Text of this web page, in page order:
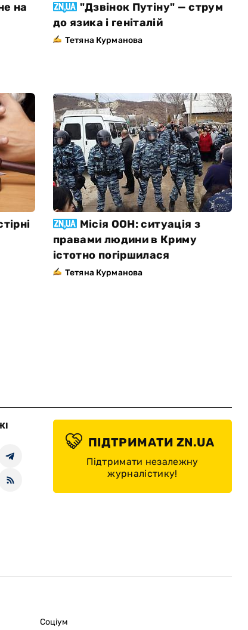
на
"Дзвінок Путіну" — струм
до язика і геніталій
Тетяна Курманова
Місія ООН: ситуація з
правами людини в Криму
істотно погіршилася
Тетяна Курманова
ПІДТРИМАТИ ZN.UA
Підтримати незалежну
журналістику!
Соціум